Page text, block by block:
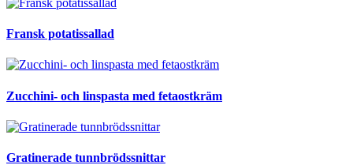
Fransk potatissallad
Zucchini- och linspasta med fetaostkräm
Gratinerade tunnbrödssnittar